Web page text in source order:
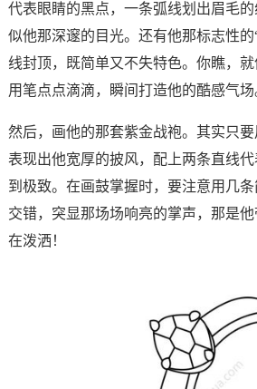
代表眼睛的黑点，一条弧线划出眉毛
似他那深邃的目光。还有他那标志性
线封顶，既简单又不失特色。你瞧，就
用笔点点滴滴，瞬间打造他的酷感气场
然后，画他的那套紫金战袍。其实只要
表现出他宽厚的披风，配上两条直线
到极致。在画鼓掌握时，要注意用几
交错，突显那场场响亮的掌声，那是
在泼洒！